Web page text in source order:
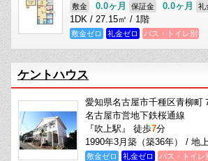
敷金 0.0ヶ月 保証金 0.0ヶ月 礼
1DK / 27.15㎡ / 1階
敷金ゼロ 礼金ゼロ バス・トイレ別
ケントハウス
愛知県名古屋市千種区青柳町
名古屋市営地下鉄桜通線
『吹上駅』 徒歩7分
1990年3月築（築36年） / 地
敷金ゼロ 礼金ゼロ バス・トイレ